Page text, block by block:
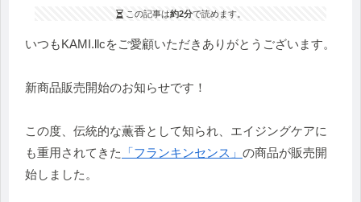
この記事は約2分で読めます。
いつもKAMI.llcをご愛顧いただきありがとうございます。
新商品販売開始のお知らせです！
この度、伝統的な薫香として知られ、エイジングケアに
も重用されてきた
「フランキンセンス」 の商品が販売開
始しました。